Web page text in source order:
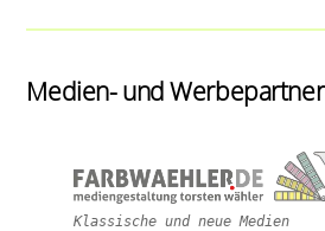
Medien- und Werbepartner
Klassische und neue Medien